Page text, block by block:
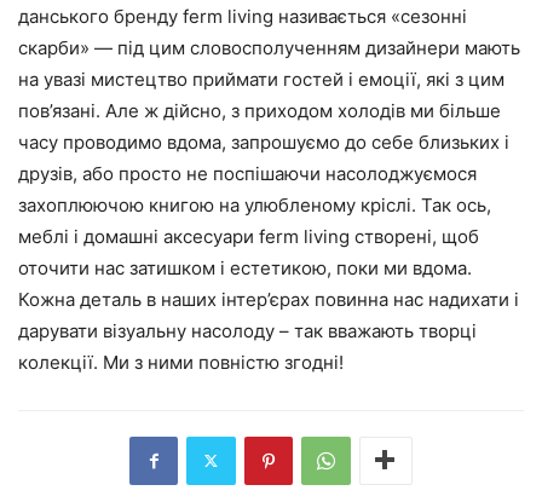
данського бренду ferm living називається «сезонні
скарби» — під цим словосполученням дизайнери мають
на увазі мистецтво приймати гостей і емоції, які з цим
пов’язані. Але ж дійсно, з приходом холодів ми більше
часу проводимо вдома, запрошуємо до себе близьких і
друзів, або просто не поспішаючи насолоджуємося
захоплюючою книгою на улюбленому кріслі. Так ось,
меблі і домашні аксесуари ferm living створені, щоб
оточити нас затишком і естетикою, поки ми вдома.
Кожна деталь в наших інтер’єрах повинна нас надихати і
дарувати візуальну насолоду – так вважають творці
колекції. Ми з ними повністю згодні!